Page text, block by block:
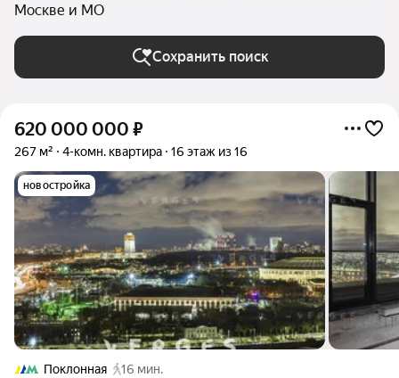
Москве и МО
Сохранить поиск
620 000 000 ₽
267 м² 4-комн. квартира 16 этаж из 16
новостройка
Поклонная 16 мин.